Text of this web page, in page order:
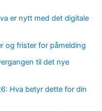
er nytt med det digitale
og frister for påmelding
til det nye
Hva betyr dette for din